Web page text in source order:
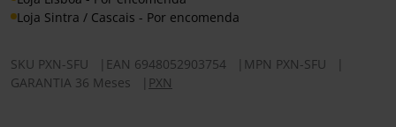
Loja Sintra / Cascais - Por encomenda
SKU PXN-SFU EAN 6948052903754 MPN PXN-SFU
GARANTIA 36 Meses
PXN